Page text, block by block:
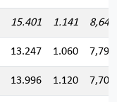
15.401 1.141 8,644
13.247 1.060 7,795
13.996 1.120 7,704